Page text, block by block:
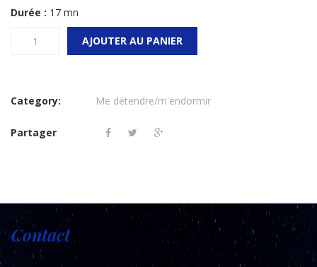
Durée : 17 mn
aux
nocturnes
AJOUTER AU PANIER
Category: Me détendre/m'endormir
Partager
Contact